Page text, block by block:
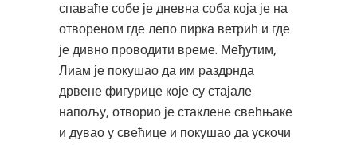
спаваће собе је дневна соба која је на
отвореном где лепо пирка ветрић и где
је дивно проводити време. Међутим,
Лиам је покушао да им раздрнда
дрвене фигурице које су стајале
напољу, отворио је стаклене свећњаке
и дувао у свећице и покушао да ускочи